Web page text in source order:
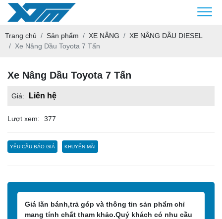
Trang chủ Sản phẩm XE NÂNG
XE NÂNG DẦU DIESEL
Xe Nâng Dầu Toyota 7 Tấn
Xe Nâng Dầu Toyota 7 Tấn
Giá: Liên hệ
Lượt xem: 377
YÊU CẦU BÁO GIÁ KHUYẾN MÃI
Giá lăn bánh,trả góp và thông tin sản phẩm chỉ
mang tính chất tham khảo.Quý khách có nhu cầu